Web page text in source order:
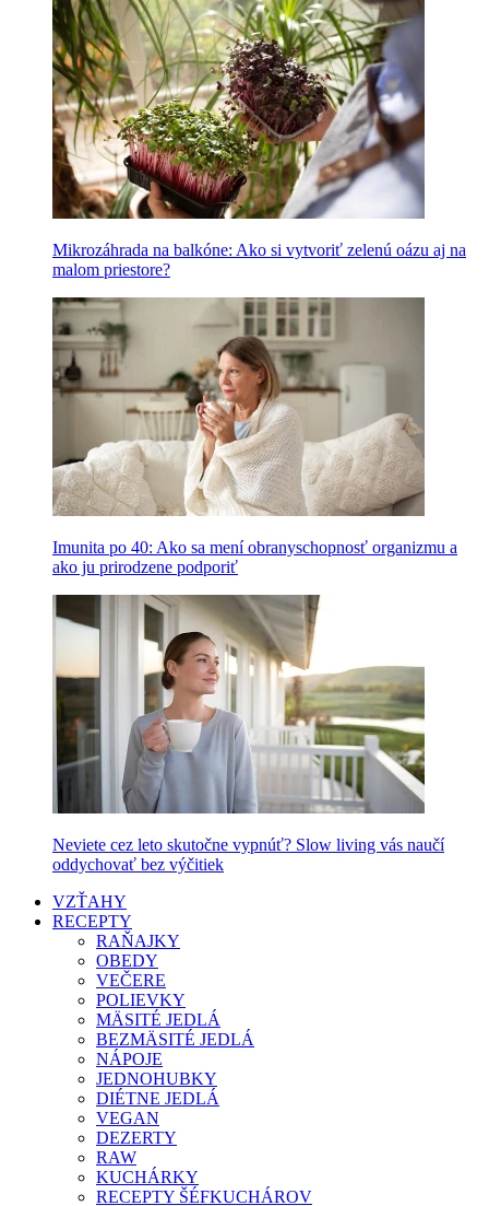
Mikrozáhrada na balkóne: Ako si vytvoriť zelenú oázu aj na
malom priestore?
Imunita po 40: Ako sa mení obranyschopnosť organizmu a
ako ju prirodzene podporiť
Neviete cez leto skutočne vypnúť? Slow living vás naučí
oddychovať bez výčitiek
VZŤAHY
RECEPTY
RAŇAJKY
OBEDY
VEČERE
POLIEVKY
MÄSITÉ JEDLÁ
BEZMÄSITÉ JEDLÁ
NÁPOJE
JEDNOHUBKY
DIÉTNE JEDLÁ
VEGAN
DEZERTY
RAW
KUCHÁRKY
RECEPTY ŠÉFKUCHÁROV